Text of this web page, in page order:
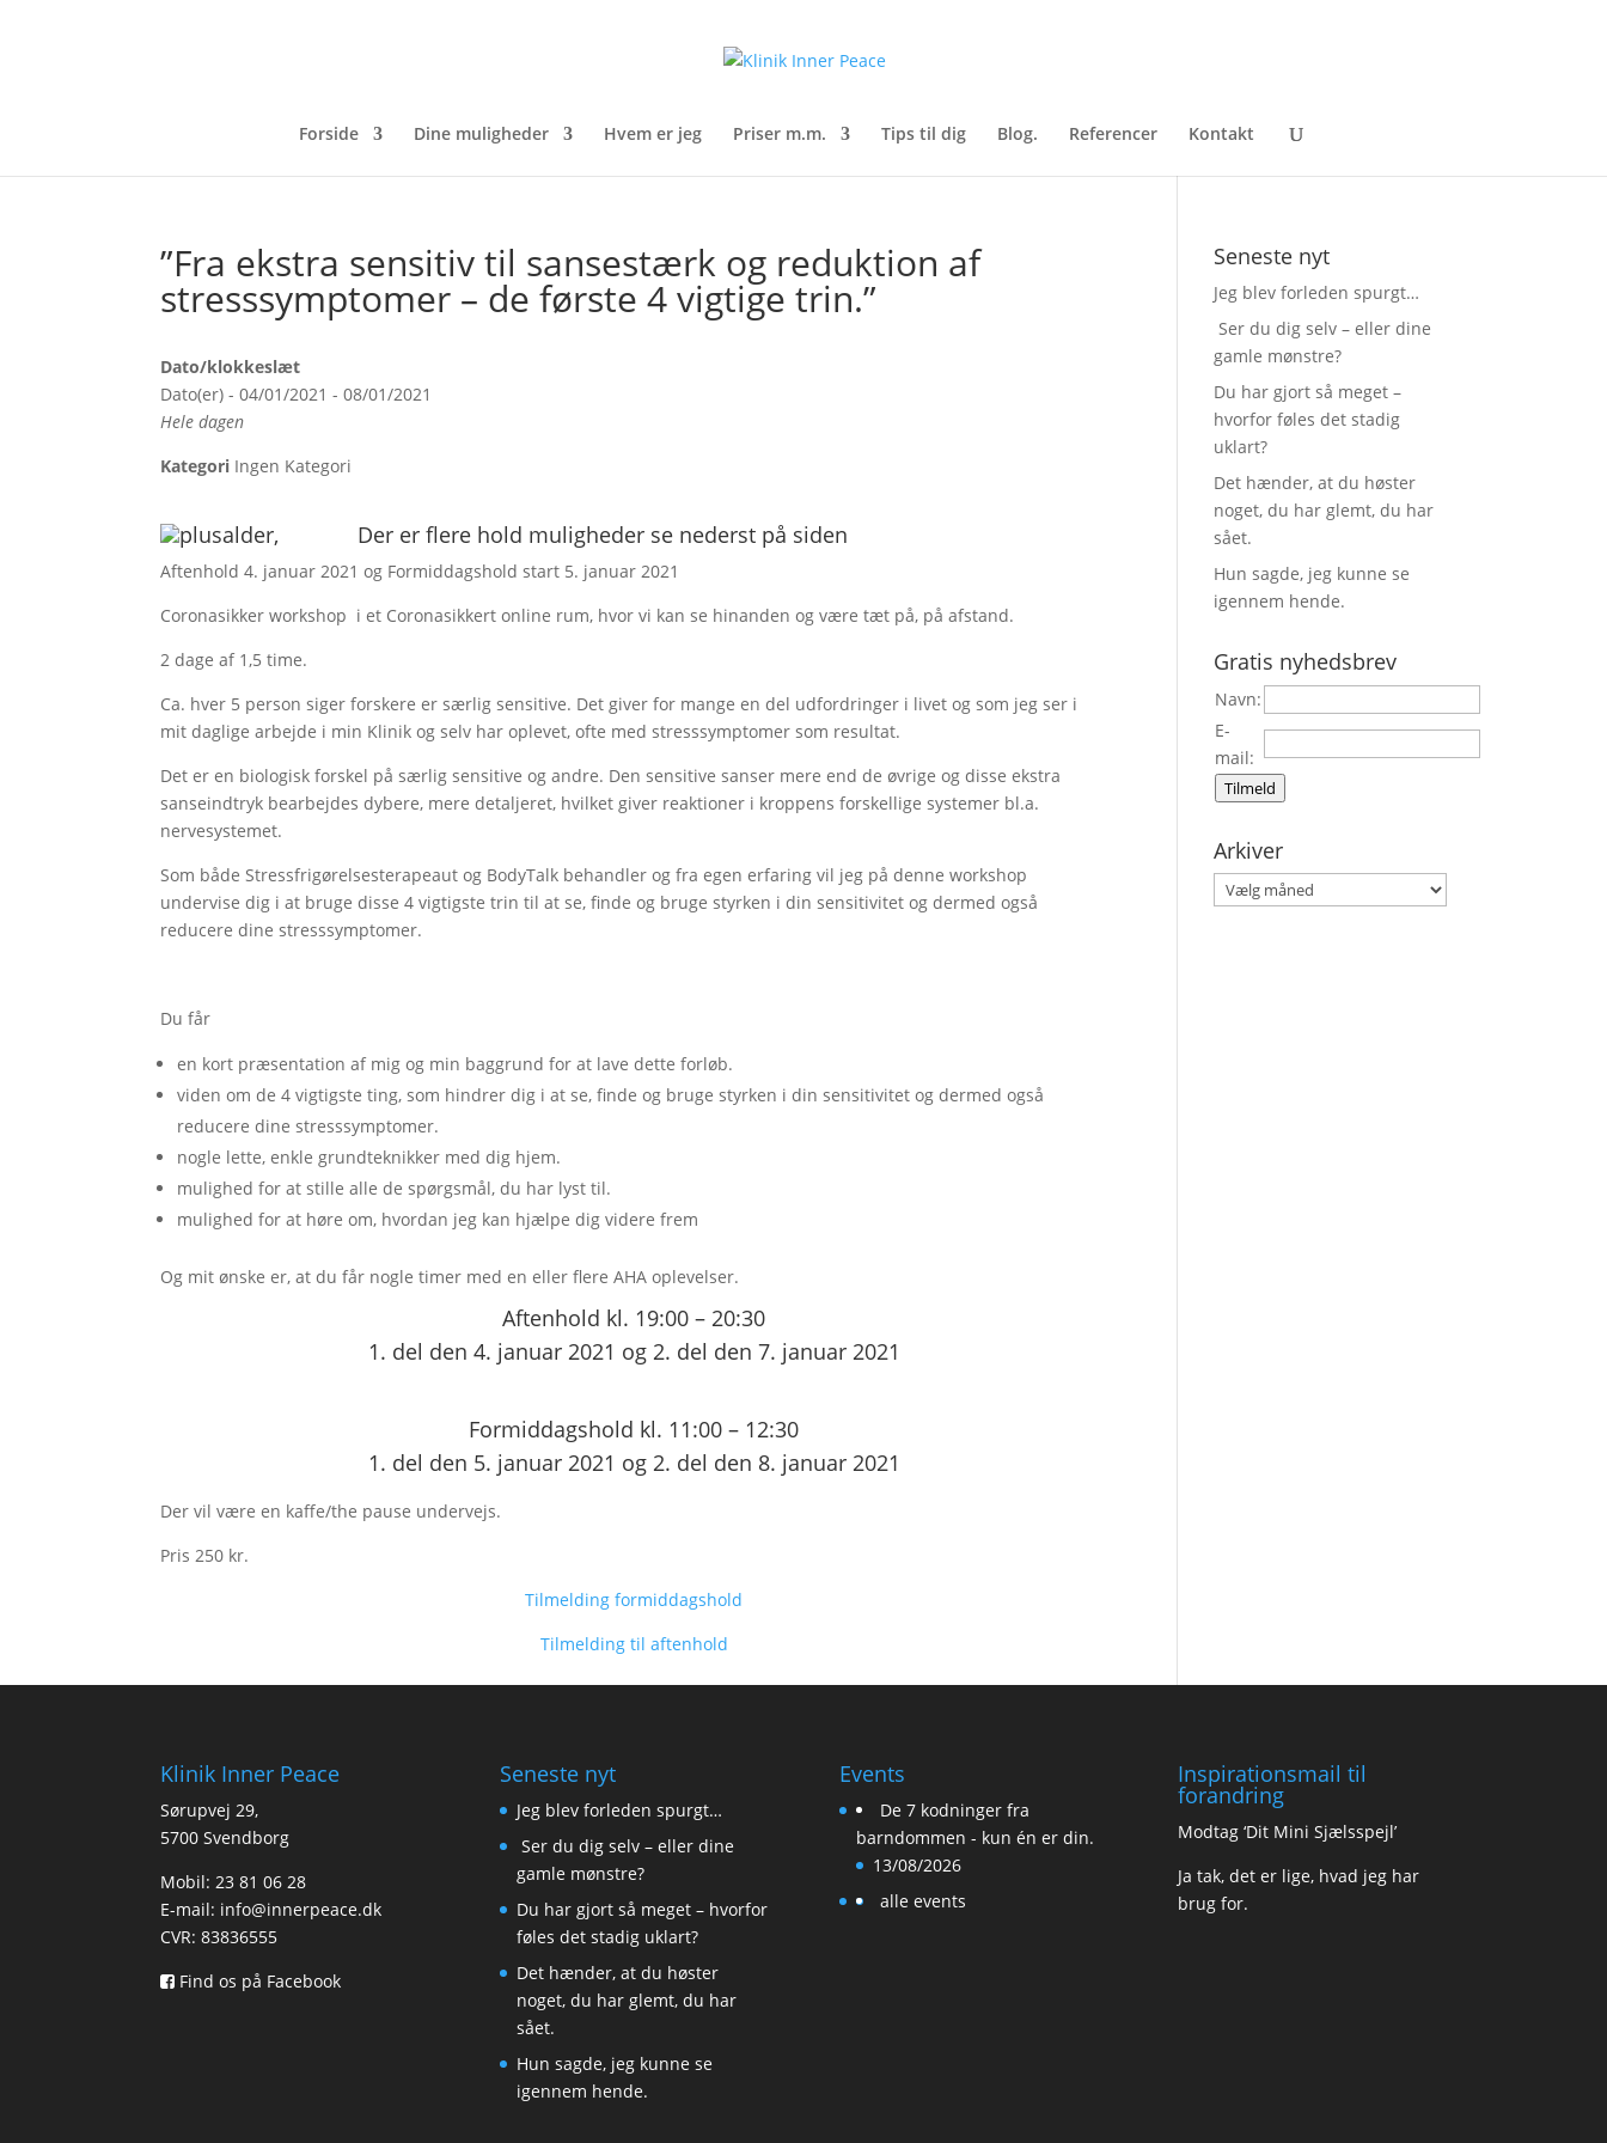
Forside Dine muligheder Hvem er jeg Priser m.m. Tips til dig Blog. Referencer Kontakt
”Fra ekstra sensitiv til sansestærk og reduktion af
stresssymptomer – de første 4 vigtige trin.”
Dato/klokkeslæt
Dato(er) - 04/01/2021 - 08/01/2021
Hele dagen
Kategori Ingen Kategori
Der er flere hold muligheder se nederst på siden
Aftenhold 4. januar 2021 og Formiddagshold start 5. januar 2021
Coronasikker workshop i et Coronasikkert online rum, hvor vi kan se hinanden og være tæt på, på afstand.
2 dage af 1,5 time.
Ca. hver 5 person siger forskere er særlig sensitive. Det giver for mange en del udfordringer i livet og som jeg ser i
mit daglige arbejde i min Klinik og selv har oplevet, ofte med stresssymptomer som resultat.
Det er en biologisk forskel på særlig sensitive og andre. Den sensitive sanser mere end de øvrige og disse ekstra
sanseindtryk bearbejdes dybere, mere detaljeret, hvilket giver reaktioner i kroppens forskellige systemer bl.a.
nervesystemet.
Som både Stressfrigørelsesterapeaut og BodyTalk behandler og fra egen erfaring vil jeg på denne workshop
undervise dig i at bruge disse 4 vigtigste trin til at se, finde og bruge styrken i din sensitivitet og dermed også
reducere dine stresssymptomer.
Du får
en kort præsentation af mig og min baggrund for at lave dette forløb.
viden om de 4 vigtigste ting, som hindrer dig i at se, finde og bruge styrken i din sensitivitet og dermed også
reducere dine stresssymptomer.
nogle lette, enkle grundteknikker med dig hjem.
mulighed for at stille alle de spørgsmål, du har lyst til.
mulighed for at høre om, hvordan jeg kan hjælpe dig videre frem
Og mit ønske er, at du får nogle timer med en eller flere AHA oplevelser.
Aftenhold kl. 19:00 – 20:30
1. del den 4. januar 2021 og 2. del den 7. januar 2021
Formiddagshold kl. 11:00 – 12:30
1. del den 5. januar 2021 og 2. del den 8. januar 2021
Der vil være en kaffe/the pause undervejs.
Pris 250 kr.
Tilmelding formiddagshold
Tilmelding til aftenhold
Seneste nyt
Jeg blev forleden spurgt…
Ser du dig selv – eller dine
gamle mønstre?
Du har gjort så meget –
hvorfor føles det stadig
uklart?
Det hænder, at du høster
noget, du har glemt, du har
sået.
Hun sagde, jeg kunne se
igennem hende.
Gratis nyhedsbrev
Navn:
E-
mail:
Tilmeld
Arkiver
Arkiver
Klinik Inner Peace
Sørupvej 29,
5700 Svendborg
Mobil: 23 81 06 28
E-mail: info@innerpeace.dk
CVR: 83836555
Find os på Facebook
Seneste nyt
Jeg blev forleden spurgt…
Ser du dig selv – eller dine
gamle mønstre?
Du har gjort så meget – hvorfor
føles det stadig uklart?
Det hænder, at du høster
noget, du har glemt, du har
sået.
Hun sagde, jeg kunne se
igennem hende.
Events
De 7 kodninger fra
barndommen - kun én er din.
13/08/2026
alle events
Inspirationsmail til
forandring
Modtag ‘Dit Mini Sjælsspejl’
Ja tak, det er lige, hvad jeg har
brug for.